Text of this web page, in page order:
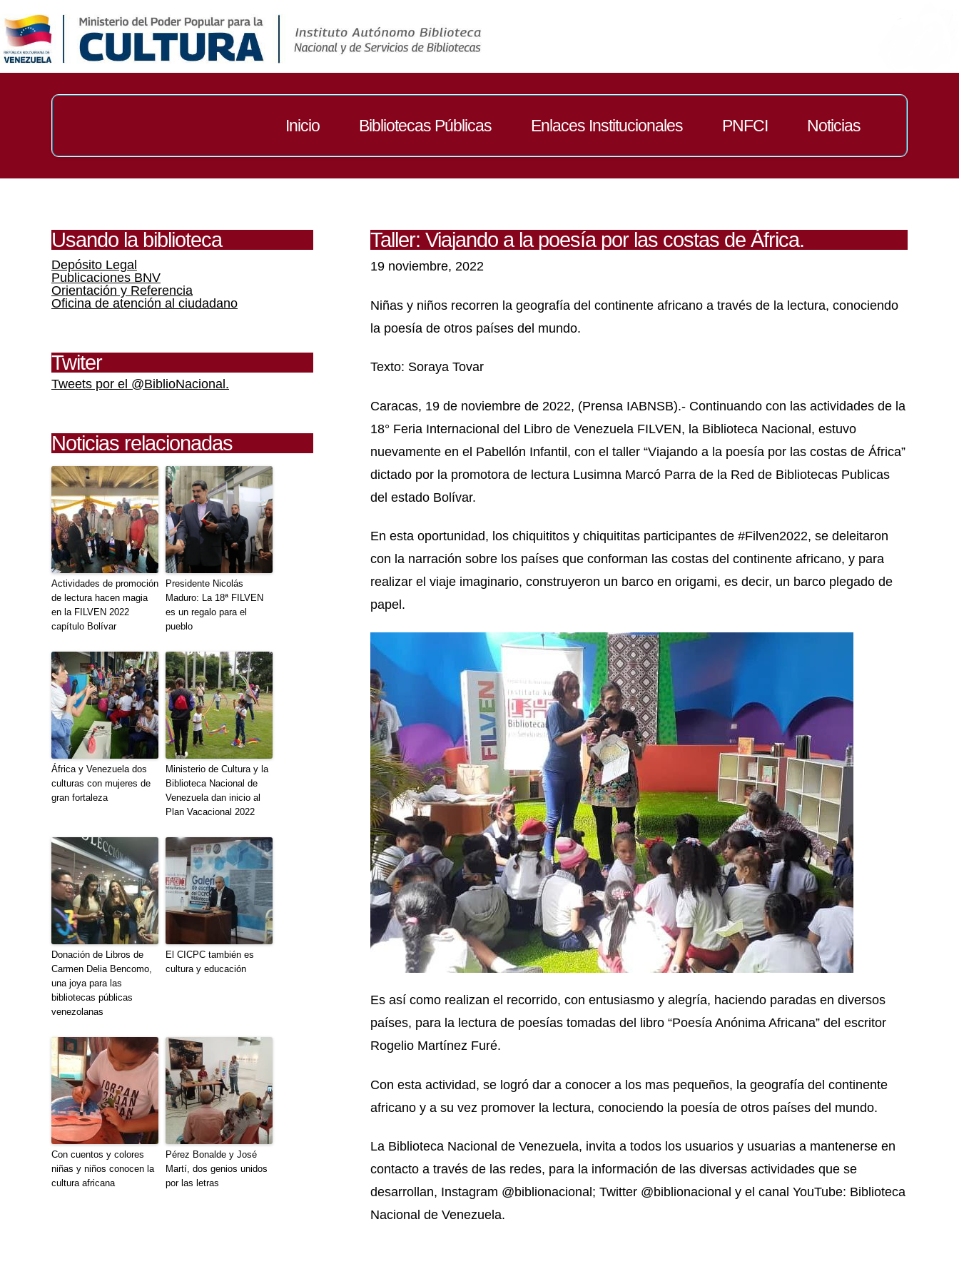
Inicio Bibliotecas Públicas Enlaces Institucionales PNFCI Noticias
Usando la biblioteca
Depósito Legal
Publicaciones BNV
Orientación y Referencia
Oficina de atención al ciudadano
Twiter
Tweets por el @BiblioNacional.
Noticias relacionadas
Actividades de promoción
de lectura hacen magia
en la FILVEN 2022
capítulo Bolívar
Presidente Nicolás
Maduro: La 18ª FILVEN
es un regalo para el
pueblo
África y Venezuela dos
culturas con mujeres de
gran fortaleza
Ministerio de Cultura y la
Biblioteca Nacional de
Venezuela dan inicio al
Plan Vacacional 2022
Donación de Libros de
Carmen Delia Bencomo,
una joya para las
bibliotecas públicas
venezolanas
El CICPC también es
cultura y educación
Con cuentos y colores
niñas y niños conocen la
cultura africana
Pérez Bonalde y José
Martí, dos genios unidos
por las letras
Taller: Viajando a la poesía por las costas de África.
19 noviembre, 2022
Niñas y niños recorren la geografía del continente africano a través de la lectura, conociendo
la poesía de otros países del mundo.
Texto: Soraya Tovar
Caracas, 19 de noviembre de 2022, (Prensa IABNSB).- Continuando con las actividades de la
18° Feria Internacional del Libro de Venezuela FILVEN, la Biblioteca Nacional, estuvo
nuevamente en el Pabellón Infantil, con el taller “Viajando a la poesía por las costas de África”
dictado por la promotora de lectura Lusimna Marcó Parra de la Red de Bibliotecas Publicas
del estado Bolívar.
En esta oportunidad, los chiquititos y chiquititas participantes de #Filven2022, se deleitaron
con la narración sobre los países que conforman las costas del continente africano, y para
realizar el viaje imaginario, construyeron un barco en origami, es decir, un barco plegado de
papel.
Es así como realizan el recorrido, con entusiasmo y alegría, haciendo paradas en diversos
países, para la lectura de poesías tomadas del libro “Poesía Anónima Africana” del escritor
Rogelio Martínez Furé.
Con esta actividad, se logró dar a conocer a los mas pequeños, la geografía del continente
africano y a su vez promover la lectura, conociendo la poesía de otros países del mundo.
La Biblioteca Nacional de Venezuela, invita a todos los usuarios y usuarias a mantenerse en
contacto a través de las redes, para la información de las diversas actividades que se
desarrollan, Instagram @biblionacional; Twitter @biblionacional y el canal YouTube: Biblioteca
Nacional de Venezuela.